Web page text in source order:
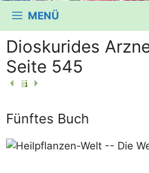
MENÜ
Dioskurides
Seite 545
Fünftes Buch